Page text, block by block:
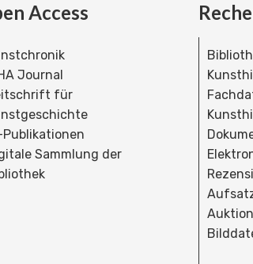
Access
Journal
für
Publikationen
Sammlung der